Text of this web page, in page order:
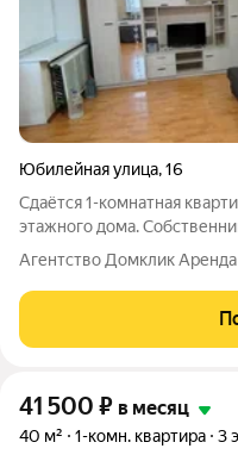
Юбилейная улица,16
Сдаётся 1-комнатная
этажного дома.
Коммунальные платежи
оплачиваются отдельно.
детьми, можно с
Агентство Домклик Аренда
41 500 ₽ в месяц
40 м² 1-комн. квартира 3